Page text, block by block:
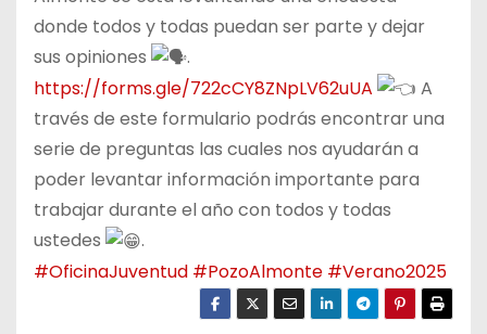
donde todos y todas puedan ser parte y dejar
sus opiniones
.
https://forms.gle/722cCY8ZNpLV62uUA
A
través de este formulario podrás encontrar una
serie de preguntas las cuales nos ayudarán a
poder levantar información importante para
trabajar durante el año con todos y todas
ustedes
.
#OficinaJuventud #PozoAlmonte #Verano2025